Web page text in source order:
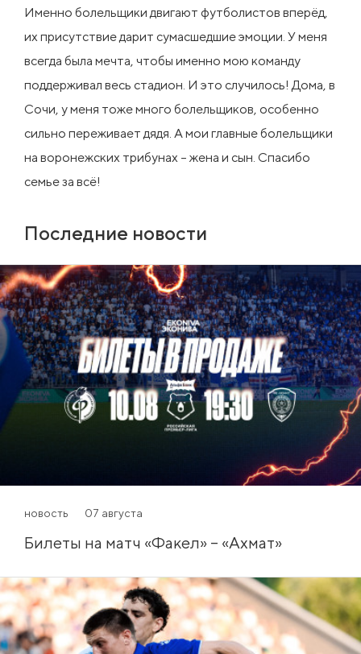
Именно болельщики двигают футболистов вперёд,
их присутствие дарит сумасшедшие эмоции. У меня
всегда была мечта, чтобы именно мою команду
поддерживал весь стадион. И это случилось! Дома, в
Сочи, у меня тоже много болельщиков, особенно
сильно переживает дядя. А мои главные болельщики
на воронежских трибунах – жена и сын. Спасибо
семье за всё!
Последние новости
новость 07 августа
Билеты на матч «Факел» – «Ахмат»